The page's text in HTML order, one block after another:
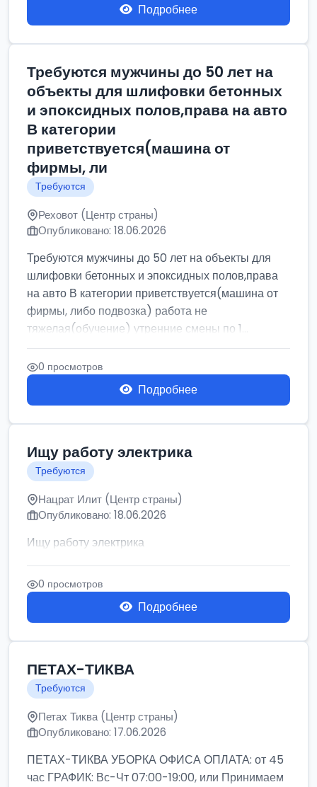
Подробнее
Требуются мужчины до 50 лет на
объекты для шлифовки бетонных
и эпоксидных полов,права на авто
В категории
приветствуется(машина от
фирмы, ли
Требуются
Реховот (Центр страны)
Опубликовано: 18.06.2026
Требуются мужчины до 50 лет на объекты для
шлифовки бетонных и эпоксидных полов,права
на авто В категории приветствуется(машина от
фирмы, либо подвозка) работа не
тяжелая(обучение) утренние смены по 1...
0 просмотров
Подробнее
Ищу работу электрика
Требуются
Нацрат Илит (Центр страны)
Опубликовано: 18.06.2026
Ищу работу электрика
0 просмотров
Подробнее
ПЕТАХ-ТИКВА
Требуются
Петах Тиква (Центр страны)
Опубликовано: 17.06.2026
ПЕТАХ-ТИКВА УБОРКА ОФИСА ОПЛАТА: от 45
час ГРАФИК: Вс-Чт 07:00-19:00, или Принимаем